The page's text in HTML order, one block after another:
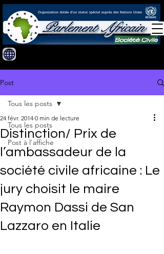
Post
Tous les posts
Post à l'affiche
Tous les posts
Distinction/ Prix de
l’ambassadeur de la
société civile africaine : Le
jury choisit le maire
Raymon Dassi de San
Lazzaro en Italie
24 févr. 2014 0 min de lecture